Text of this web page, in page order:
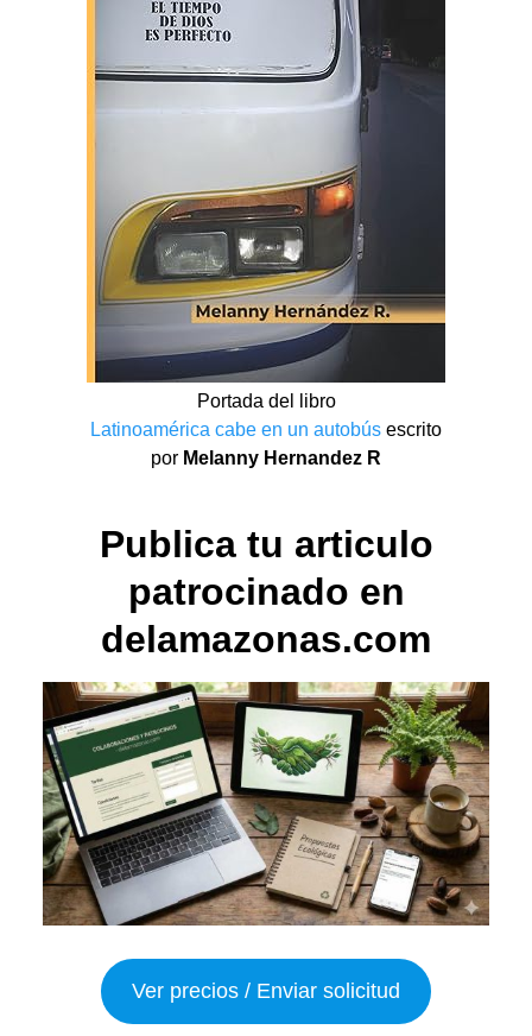
Portada del libro
Latinoamérica cabe en un autobús escrito
por Melanny Hernandez R
Publica tu articulo
patrocinado en
delamazonas.com
Ver precios / Enviar solicitud